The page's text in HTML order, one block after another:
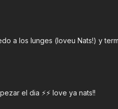
a los lunges (loveu Nats!) y
el dia ⚡️⚡️ love ya nats!!